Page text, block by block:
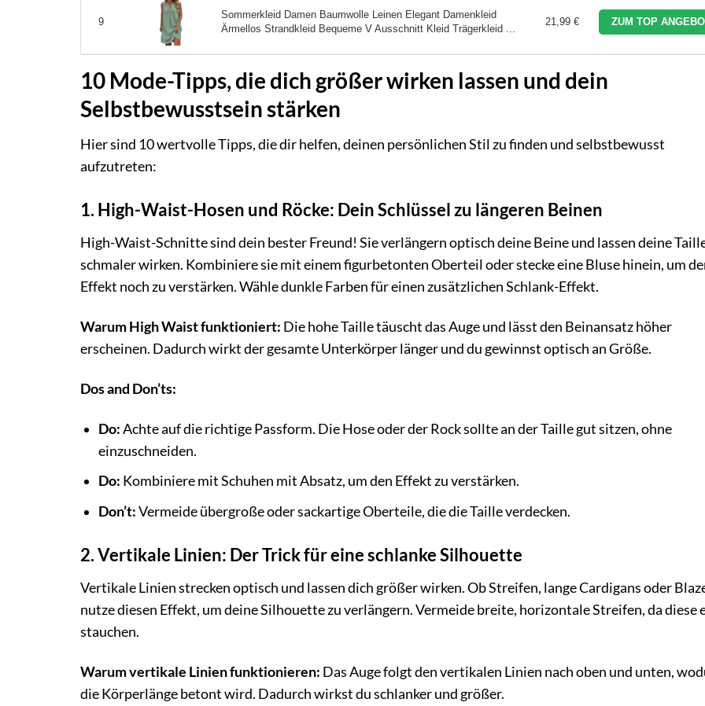
9
Sommerkleid Damen Baumwolle Leinen Elegant Damenkleid
Ärmellos Strandkleid Bequeme V Ausschnitt Kleid Trägerkleid ...
21,99 € ZUM TOP
10 Mode-Tipps, die dich größer wirken lassen und dein
Selbstbewusstsein stärken
Hier sind 10 wertvolle Tipps, die dir helfen, deinen persönlichen Stil zu finden und selbstbewusst
aufzutreten:
1. High-Waist-Hosen und Röcke: Dein Schlüssel zu längeren Beinen
High-Waist-Schnitte sind dein bester Freund! Sie verlängern optisch deine Beine und lassen deine
schmaler wirken. Kombiniere sie mit einem figurbetonten Oberteil oder stecke eine Bluse hinein, um
Effekt noch zu verstärken. Wähle dunkle Farben für einen zusätzlichen Schlank-Effekt.
Warum High Waist funktioniert: Die hohe Taille täuscht das Auge und lässt den Beinansatz höher
erscheinen. Dadurch wirkt der gesamte Unterkörper länger und du gewinnst optisch an Größe.
Dos and Don’ts:
Do:Achte auf die richtige Passform. Die Hose oder der Rock sollte an der Taille gut sitzen, ohne
einzuschneiden.
Do: Kombiniere mit Schuhen mit Absatz, um den Effekt zu verstärken.
Don’t:Vermeide übergroße oder sackartige Oberteile, die die Taille verdecken.
2. Vertikale Linien: Der Trick für eine schlanke Silhouette
Vertikale Linien strecken optisch und lassen dich größer wirken. Ob Streifen, lange Cardigans oder
nutze diesen Effekt, um deine Silhouette zu verlängern. Vermeide breite, horizontale Streifen, da diese
stauchen.
Warum vertikale Linien funktionieren: Das Auge folgt den vertikalen Linien nach oben und unten,
die Körperlänge betont wird. Dadurch wirkst du schlanker und größer.